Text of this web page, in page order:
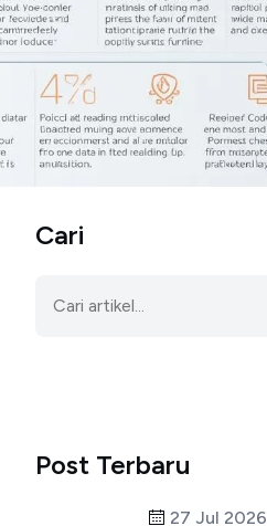
Cari
Post Terbaru
27 Jul 2026